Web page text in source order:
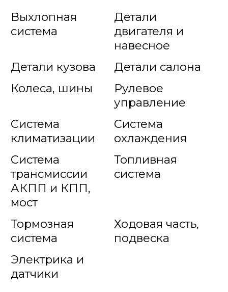
Выхлопная
система
Детали
двигателя и
навесное
Детали кузова
Детали салона
Колеса, шины
Рулевое
управление
Система
климатизации
Система
охлаждения
Система
трансмиссии
АКПП и КПП,
мост
Топливная
система
Тормозная
система
Ходовая часть,
подвеска
Электрика и
датчики